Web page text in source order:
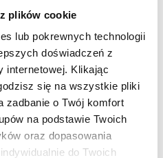
plików cookie
lub pokrewnych technologii
doświadczeń z
internetowej. Klikając
się na wszystkie pliki
zadbanie o Twój komfort
na podstawie Twoich
oraz dopasowania
do Twoich
kwasu
skórze nie tylko
i gładkość, ale również
kształt twarzy –
CZYTAJ DALEJ